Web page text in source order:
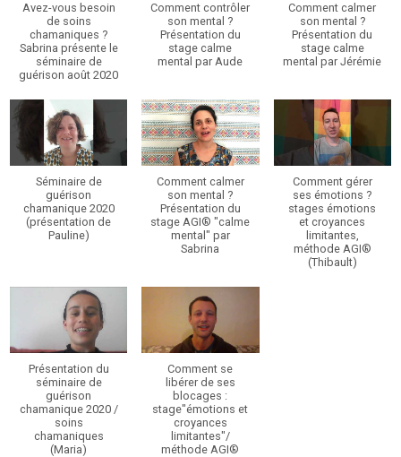
Avez-vous besoin
de soins
chamaniques ?
Sabrina présente le
séminaire de
guérison août 2020
Comment contrôler
son mental ?
Présentation du
stage calme
mental par Aude
Comment calmer
son mental ?
Présentation du
stage calme
mental par Jérémie
Séminaire de
guérison
chamanique 2020
(présentation de
Pauline)
Comment calmer
son mental ?
Présentation du
stage AGI® "calme
mental" par
Sabrina
Comment gérer
ses émotions ?
stages émotions
et croyances
limitantes,
méthode AGI®
(Thibault)
Présentation du
séminaire de
guérison
chamanique 2020 /
soins
chamaniques
(Maria)
Comment se
libérer de ses
blocages :
stage"émotions et
croyances
limitantes"/
méthode AGI®